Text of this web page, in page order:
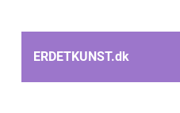
ERDETKUNST.dk